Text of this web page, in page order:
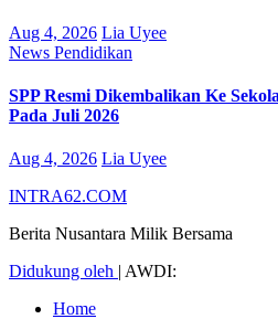
Aug 4, 2026 Lia Uyee
News Pendidikan
SPP Resmi Dikembalikan Ke
Pada Juli 2026
Aug 4, 2026 Lia Uyee
INTRA62.COM
Berita Nusantara Milik Bersama
Didukung oleh | AWDI:
Home